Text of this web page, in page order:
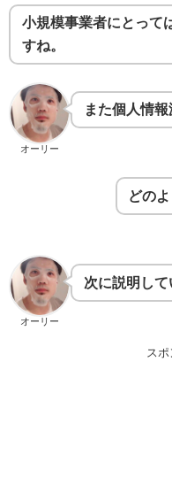
小規模事業者にとって
すね。
オーリー
また個人情
どの
オーリー
次に説明して
ス